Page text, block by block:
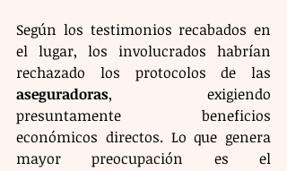
Según los testimonios recabados en
el lugar, los involucrados habrían
aseguradoras, exigiendo
presuntamente beneficios
económicos directos. Lo que genera
mayor preocupación es el